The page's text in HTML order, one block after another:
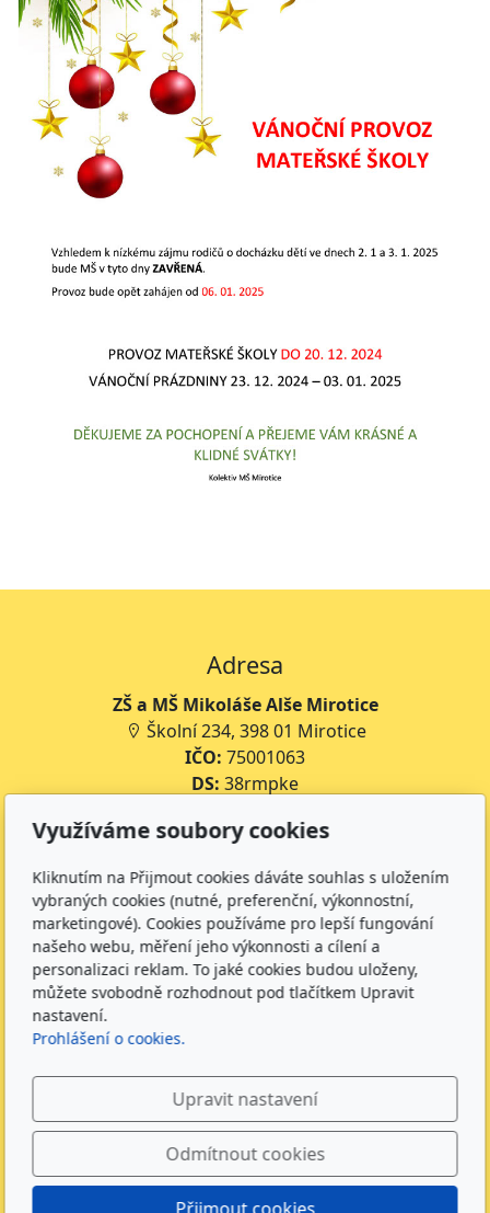
Adresa
ZŠ a MŠ Mikoláše Alše Mirotice
Školní 234, 398 01 Mirotice
IČO: 75001063
DS: 38rmpke
Číslo účtu jídelny:643227399/0800
Kontakt
+420 734 316 620 - Ředitel školy
+420 733 539 322 - Zástupce ředitele pro předškolní
vzdělávání
+420 733 539 323 - Školní družina
+420 733 539 324 - Školní jídelna
Sledujte nás
Využíváme soubory cookies
Kliknutím na Přijmout cookies dáváte souhlas s uložením
vybraných cookies (nutné, preferenční, výkonnostní,
marketingové). Cookies používáme pro lepší fungování
našeho webu, měření jeho výkonnosti a cílení a
personalizaci reklam. To jaké cookies budou uloženy,
můžete svobodně rozhodnout pod tlačítkem Upravit
nastavení.
Prohlášení o cookies.
Upravit nastavení
Odmítnout cookies